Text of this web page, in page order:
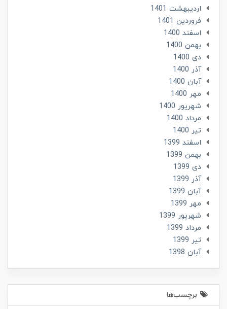
ارديبهشت 1401
فروردین 1401
اسفند 1400
بهمن 1400
دی 1400
آذر 1400
آبان 1400
مهر 1400
شهریور 1400
مرداد 1400
تير 1400
اسفند 1399
بهمن 1399
دی 1399
آذر 1399
آبان 1399
مهر 1399
شهریور 1399
مرداد 1399
تير 1399
آبان 1398
برچسب‌ها